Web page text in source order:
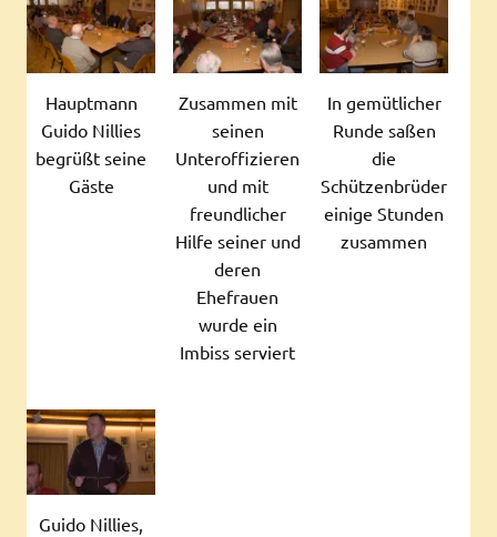
Hauptmann
Guido Nillies
begrüßt seine
Gäste
Zusammen mit
seinen
Unteroffizieren
und mit
freundlicher
Hilfe seiner und
deren
Ehefrauen
wurde ein
Imbiss serviert
In gemütlicher
Runde saßen
die
Schützenbrüder
einige Stunden
zusammen
Guido Nillies,